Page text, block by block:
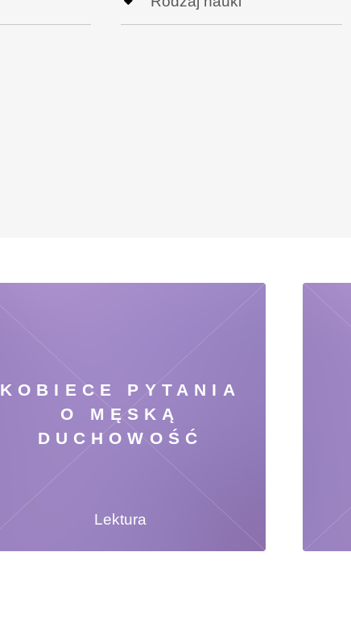
KOBIECE PYTANIA
O MĘSKĄ
DUCHOWOŚĆ
Lektura